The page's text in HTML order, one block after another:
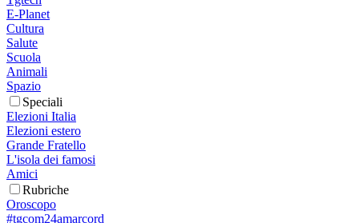
E-Planet
Cultura
Salute
Scuola
Animali
Spazio
Speciali
Elezioni Italia
Elezioni estero
Grande Fratello
L'isola dei famosi
Amici
Rubriche
Oroscopo
#tgcom24amarcord